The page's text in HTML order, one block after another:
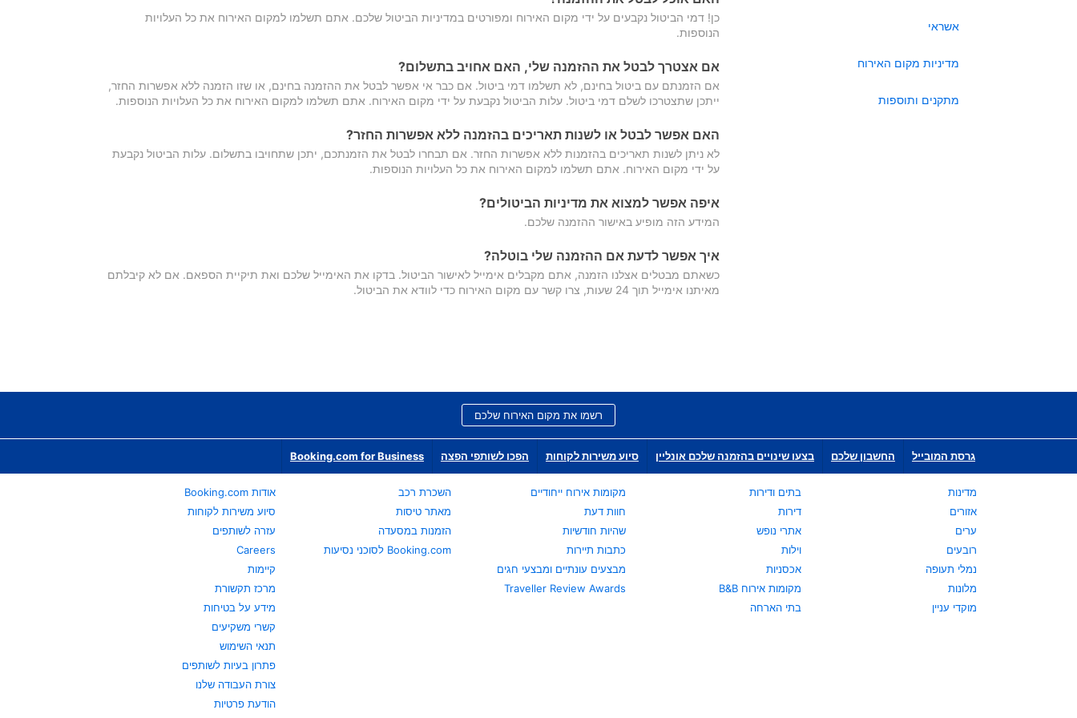
אשראי
מדיניות מקום האירוח
מתקנים ותוספות
כן! דמי הביטול נקבעים על ידי מקום האירוח ומפורטים במדיניות הביטול שלכם. אתם תשלמו למקום האירוח את כל העלויות
הנוספות.
אם אצטרך לבטל את ההזמנה שלי, האם אחויב בתשלום?
אם הזמנתם עם ביטול בחינם, לא תשלמו דמי ביטול. אם כבר אי אפשר לבטל את ההזמנה בחינם, או שזו הזמנה ללא אפשרות החזר,
ייתכן שתצטרכו לשלם דמי ביטול. עלות הביטול נקבעת על ידי מקום האירוח. אתם תשלמו למקום האירוח את כל העלויות הנוספות.
האם אפשר לבטל או לשנות תאריכים בהזמנה ללא אפשרות החזר?
לא ניתן לשנות תאריכים בהזמנות ללא אפשרות החזר. אם תבחרו לבטל את הזמנתכם, יתכן שתחויבו בתשלום. עלות הביטול נקבעת
על ידי מקום האירוח. אתם תשלמו למקום האירוח את כל העלויות הנוספות.
איפה אפשר למצוא את מדיניות הביטולים?
המידע הזה מופיע באישור ההזמנה שלכם.
איך אפשר לדעת אם ההזמנה שלי בוטלה?
כשאתם מבטלים אצלנו הזמנה, אתם מקבלים אימייל לאישור הביטול. בדקו את האימייל שלכם ואת תיקיית הספאם. אם לא קיבלתם
מאיתנו אימייל תוך 24 שעות, צרו קשר עם מקום האירוח כדי לוודא את הביטול.
רשמו את מקום האירוח שלכם
גרסת המובייל החשבון שלכם בצעו שינויים בהזמנה שלכם אונליין סיוע משירות לקוחות הפכו לשותפי הפצה Booking.com for Business
מדינות
אזורים
ערים
רובעים
נמלי תעופה
מלונות
מוקדי עניין
בתים ודירות
דירות
אתרי נופש
וילות
אכסניות
מקומות אירוח B&B
בתי הארחה
מקומות אירוח ייחודיים
חוות דעת
שהיות חודשיות
כתבות תיירות
מבצעים עונתיים ומבצעי חגים
Traveller Review Awards
השכרת רכב
מאתר טיסות
הזמנות במסעדה
Booking.com לסוכני נסיעות
אודות Booking.com
סיוע משירות לקוחות
עזרה לשותפים
Careers
קיימות
מרכז תקשורת
מידע על בטיחות
קשרי משקיעים
תנאי השימוש
פתרון בעיות לשותפים
צורת העבודה שלנו
הודעת פרטיות